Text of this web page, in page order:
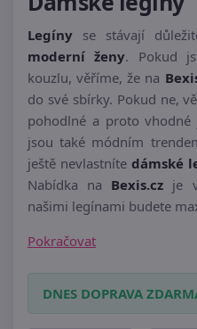
Legíny se stávají
moderní ženy. Pokud
kouzlu, věříme, že na
do své sbírky. Pokud ne,
pohodlné a proto
jsou také módním
ještě nevlastníte dámské
Nabídka na Bexis.cz je
našimi legínami budete
Pokračovat
DNES DOPRAVA